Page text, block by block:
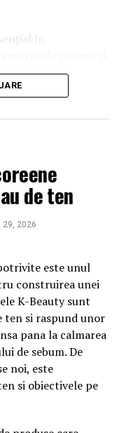
în
pentru
generală a clădirii,
vizual
atmosfera,
și ajută la
către clienți,
și fac ideile mai ușor
de ten
29, 2026
este unul
construirea unei
K-Beauty sunt
si raspund unor
pana la calmarea
de sebum. De
noi, este
si obiectivele pe